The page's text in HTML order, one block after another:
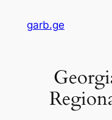
garb.ge